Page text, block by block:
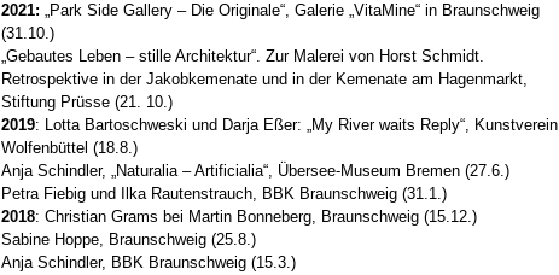
2021: „Park Side Gallery – Die Originale“, Galerie „VitaMine“ in Braunschweig
(31.10.)
„Gebautes Leben – stille Architektur“. Zur Malerei von Horst Schmidt.
Retrospektive in der Jakobkemenate und in der Kemenate am Hagenmarkt,
Stiftung Prüsse (21. 10.)
2019: Lotta Bartoschweski und Darja Eßer: „My River waits Reply“, Kunstverein
Wolfenbüttel (18.8.)
Anja Schindler, „Naturalia – Artificialia“, Übersee-Museum Bremen (27.6.)
Petra Fiebig und Ilka Rautenstrauch, BBK Braunschweig (31.1.)
2018: Christian Grams bei Martin Bonneberg, Braunschweig (15.12.)
Sabine Hoppe, Braunschweig (25.8.)
Anja Schindler, BBK Braunschweig (15.3.)